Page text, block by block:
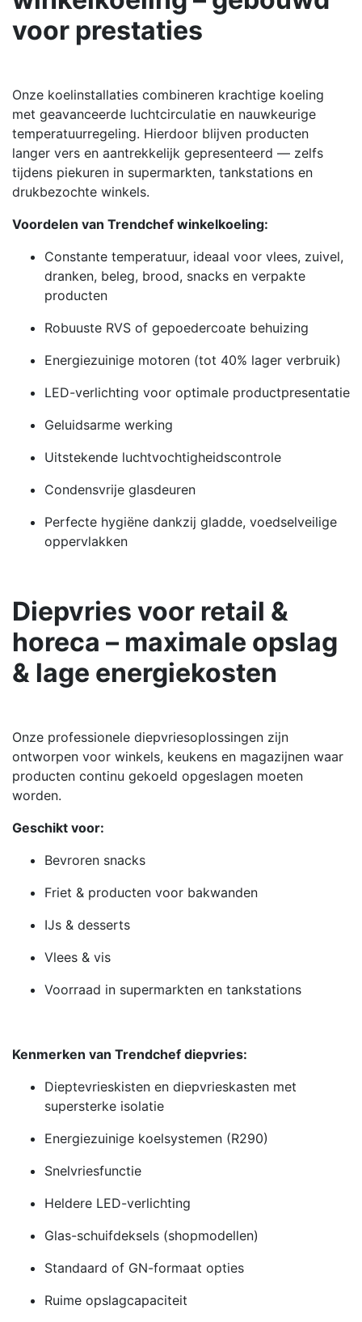
voor prestaties
Onze koelinstallaties combineren krachtige koeling
met geavanceerde luchtcirculatie en nauwkeurige
temperatuurregeling. Hierdoor blijven producten
langer vers en aantrekkelijk gepresenteerd — zelfs
tijdens piekuren in supermarkten, tankstations en
drukbezochte winkels.
Voordelen van Trendchef winkelkoeling:
Constante temperatuur, ideaal voor vlees, zuivel,
dranken, beleg, brood, snacks en verpakte
producten
Robuuste RVS of gepoedercoate behuizing
Energiezuinige motoren (tot 40% lager verbruik)
LED-verlichting voor optimale productpresentatie
Geluidsarme werking
Uitstekende luchtvochtigheidscontrole
Condensvrije glasdeuren
Perfecte hygiëne dankzij gladde, voedselveilige
oppervlakken
Diepvries voor retail &
horeca – maximale opslag
& lage energiekosten
Onze professionele diepvriesoplossingen zijn
ontworpen voor winkels, keukens en magazijnen waar
producten continu gekoeld opgeslagen moeten
worden.
Geschikt voor:
Bevroren snacks
Friet & producten voor bakwanden
IJs & desserts
Vlees & vis
Voorraad in supermarkten en tankstations
Kenmerken van Trendchef diepvries:
Dieptevrieskisten en diepvrieskasten met
supersterke isolatie
Energiezuinige koelsystemen (R290)
Snelvriesfunctie
Heldere LED-verlichting
Glas-schuifdeksels (shopmodellen)
Standaard of GN-formaat opties
Ruime opslagcapaciteit